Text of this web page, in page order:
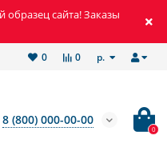
сайта! Заказы
р.
0
0
8 (800) 000-00-00
0